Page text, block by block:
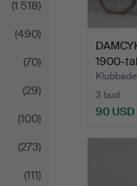
(1 518)
(490)
(70)
(29)
(100)
(273)
(111)
1900-
3 bud
90 USD